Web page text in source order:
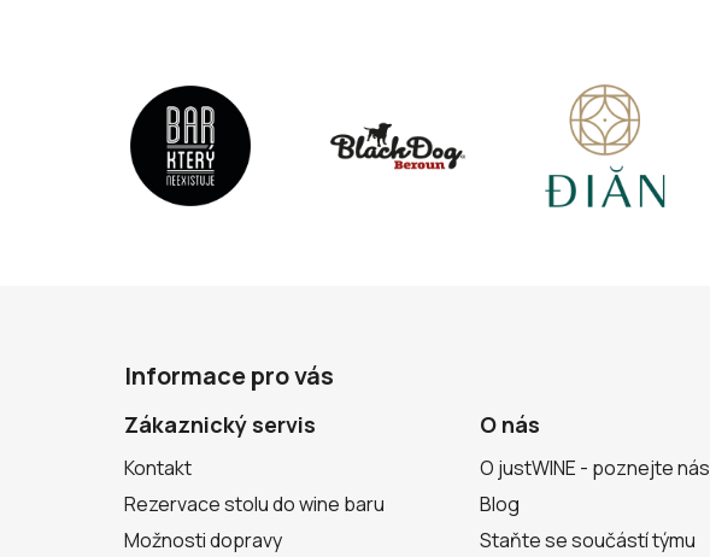
Informace pro vás
Zákaznický servis
Kontakt
Rezervace stolu do wine baru
Možnosti dopravy
O nás
O justWINE - poznejte nás
Blog
Staňte se součástí týmu